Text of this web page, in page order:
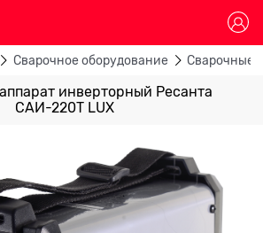
Сварочное оборудование Сварочные
инверторный Ресанта
САИ-220Т LUX